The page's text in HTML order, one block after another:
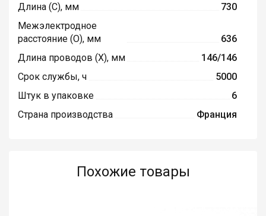
Длина (C), мм
730
Межэлектродное
расстояние (O), мм
636
Длина проводов (X), мм
146/146
Срок службы, ч
5000
Штук в упаковке
6
Страна производства
Франция
Похожие товары